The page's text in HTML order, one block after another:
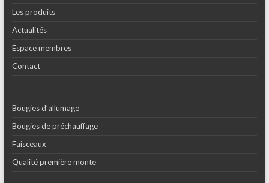
Les produits
Actualités
Espace membres
Contact
Bougies d’allumage
Bougies de préchauffage
Faisceaux
Qualité première monte